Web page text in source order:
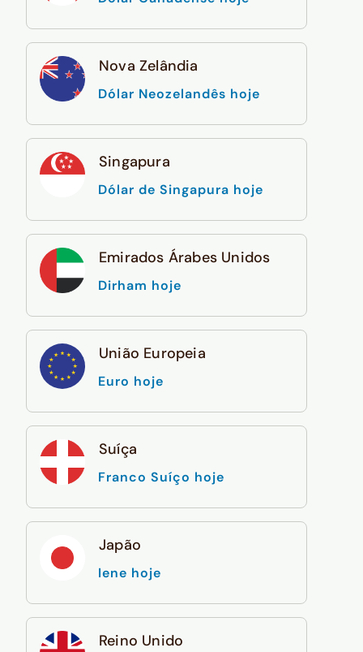
Nova Zelândia
Dólar Neozelandês hoje
Singapura
Dólar de Singapura hoje
Emirados Árabes Unidos
Dirham hoje
União Europeia
Euro hoje
Suíça
Franco Suíço hoje
Japão
Iene hoje
Reino Unido